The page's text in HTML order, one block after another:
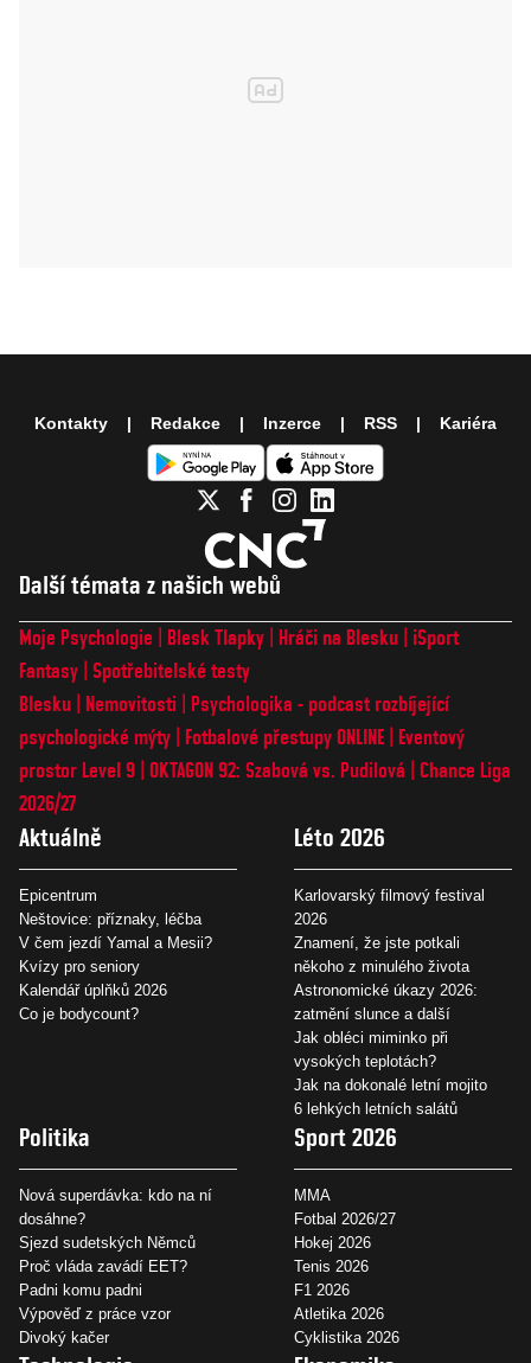
Další témata z našich webů
Moje Psychologie Blesk Tlapky Hráči na Blesku
iSport
Fantasy Spotřebitelské testy
Blesku
Nemovitosti
Psychologika - podcast rozbíjející
psychologické mýty
Fotbalové přestupy ONLINE
Eventový
prostor Level 9 OKTAGON 92: Szabová vs. Pudilová
Chance Liga
2026/27
Aktuálně
Epicentrum
Neštovice: příznaky, léčba
V čem jezdí Yamal a Mesii?
Kvízy pro seniory
Kalendář úplňků 2026
Co je bodycount?
Léto 2026
Karlovarský filmový festival
2026
Znamení, že jste potkali
někoho z minulého života
Astronomické úkazy 2026:
zatmění slunce a další
Jak obléci miminko při
vysokých teplotách?
Jak na dokonalé letní mojito
6 lehkých letních salátů
Politika
Nová superdávka: kdo na ní
dosáhne?
Sjezd sudetských Němců
Proč vláda zavádí EET?
Padni komu padni
Výpověď z práce vzor
Divoký kačer
Sport 2026
MMA
Fotbal 2026/27
Hokej 2026
Tenis 2026
F1 2026
Atletika 2026
Cyklistika 2026
Kontakty Redakce Inzerce RSS Kariéra